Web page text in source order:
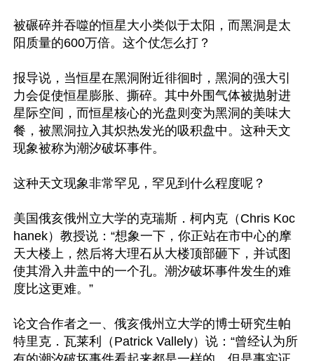
被碾碎并吞噬的恒星大小类似于太阳，而黑洞是太
阳质量的600万倍。这个仗怎么打？
报导说，当恒星在黑洞附近徘徊时，黑洞的强大引
力会促使恒星膨胀、撕碎。其中外围气体被抛射进
星际空间，而恒星核心的光盘则变为黑洞的美味大
餐，被黑洞拉入其炽热发光的吸积盘中。这种天文
现象被称为潮汐破坏事件。
这种天文现象非常罕见，罕见到什么程度呢？
美国俄亥俄州立大学的克瑞斯．柯内克（Chris Koc
hanek）教授说：“想象一下，你正站在市中心的摩
天大楼上，然后将大理石从大楼顶部砸下，并试图
使其滑入井盖中的一个孔。潮汐破坏事件发生的难
度比这更难。”
论文合作者之一、俄亥俄州立大学的博士研究生帕
特里克．瓦莱利（Patrick Vallely）说：“曾经认为所